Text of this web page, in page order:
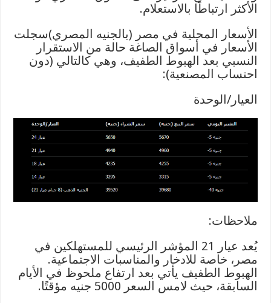
الأكثر ارتباطًا بالاستعلام.
الأسعار المحلية في مصر (بالجنيه المصري)سجلت
الأسعار في أسواق الصاغة حالة من الاستقرار
النسبي بعد الهبوط الطفيف، وهي كالتالي (دون
احتساب المصنعية):
العيار/الوحدة
ملاحظات:
يُعد عيار 21 المؤشر الرئيسي للمستهلكين في
مصر، خاصة للادخار والمناسبات الاجتماعية.
الهبوط الطفيف يأتي بعد ارتفاع ملحوظ في الأيام
السابقة، حيث لامس السعر 5000 جنيه مؤقتًا.